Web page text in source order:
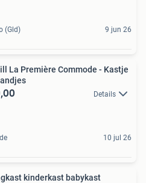
(Gld) 9 jun 26
La Première Commode - Kastje
Details
10 jul 26
kinderkast babykast